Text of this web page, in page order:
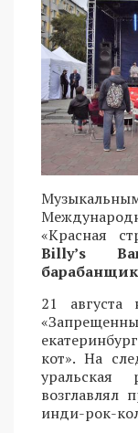
«Красная
Billy’s
21 августа
кот». На
уральская
возглавлял
инди-рок-